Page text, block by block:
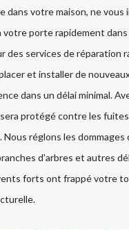
dans votre maison, ne vous
votre porte rapidement
des services de réparation
et installer de
dans un délai minimal.
protégé contre les
réglons les dommages
d'arbres et autres
forts ont frappé votre